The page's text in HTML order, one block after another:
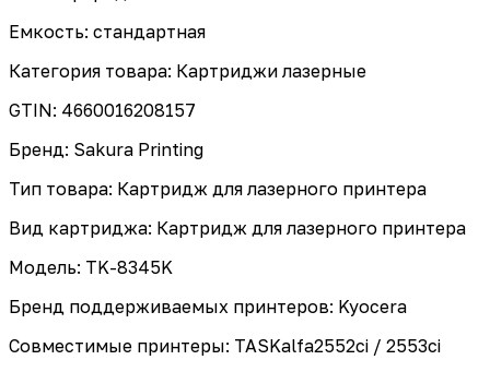
Емкость: стандартная
Категория товара: Картриджи лазерные
GTIN: 4660016208157
Бренд: Sakura Printing
Тип товара: Картридж для лазерного принтера
Вид картриджа: Картридж для лазерного принтера
Модель: TK-8345K
Бренд поддерживаемых принтеров: Kyocera
Совместимые принтеры: TASKalfa2552ci / 2553ci